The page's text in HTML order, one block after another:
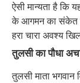
ऐसी मान्यता है कि
के आगमन का संकेत
हरा चारा अवश्य
तुलसी का पौधा
तुलसी माता